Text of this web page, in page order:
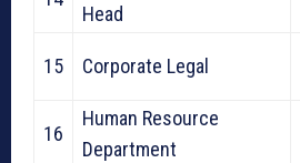
Head
15 Corporate Legal
16
Human Resource
Department